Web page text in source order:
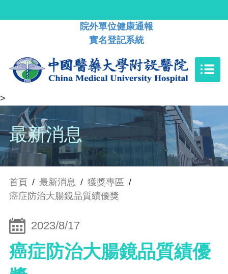
院外單位健康通報
實名登記系統
>
最新消息
首頁 / 最新消息 / 獲獎專區 /
癌症防治大腸鏡品質績優獎
2023/8/17
癌症防治大腸鏡品質績優